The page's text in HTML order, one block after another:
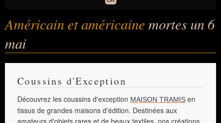
Américain et américaine mortes un 6
mai
Coussins d'Exception
Découvrez les coussins d'exception MAISON TRAMIS en
tissus de grandes maisons d'édition. Destinées aux
amateurs d'objets rares et de beaux textiles, nos créations